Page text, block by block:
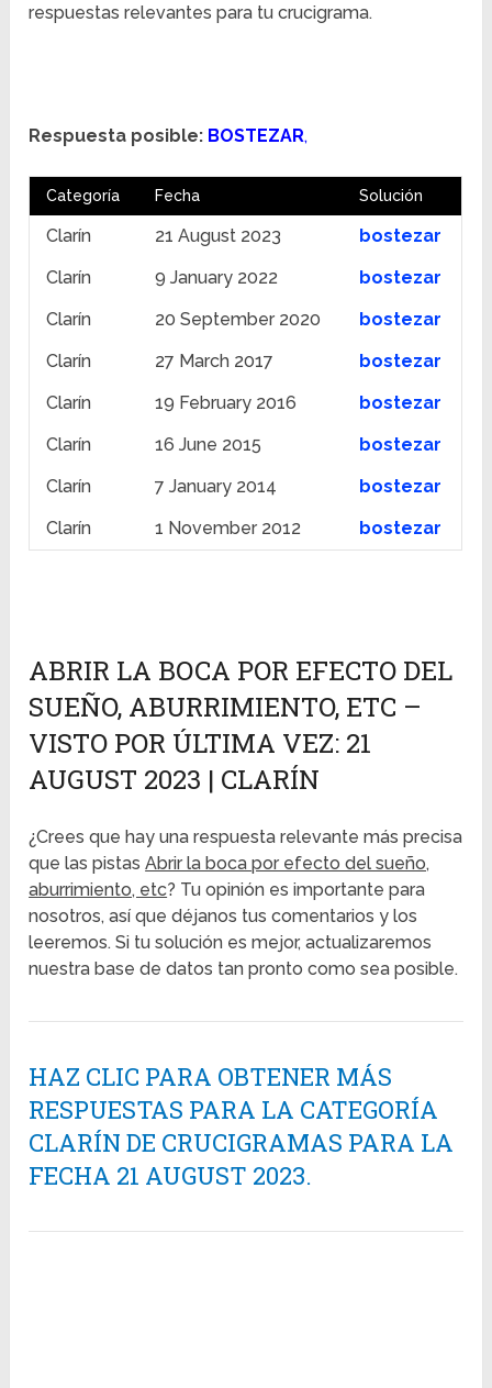
respuestas relevantes para tu crucigrama.
Respuesta posible: BOSTEZAR,
Categoría Fecha Solución
Clarín 21 August 2023
bostezar
Clarín
9 January 2022
bostezar
Clarín
20 September 2020
bostezar
Clarín
27 March 2017
bostezar
Clarín
19 February 2016
bostezar
Clarín
16 June 2015
bostezar
Clarín
7 January 2014
bostezar
Clarín
1 November 2012 bostezar
ABRIR LA BOCA POR EFECTO DEL
SUEÑO, ABURRIMIENTO, ETC –
VISTO POR ÚLTIMA VEZ: 21
AUGUST 2023 | CLARÍN
¿Crees que hay una respuesta relevante más precisa
que las pistasAbrir la boca por efecto del sueño,
aburrimiento, etc? Tu opinión es importante para
nosotros, así que déjanos tus comentarios y los
leeremos. Si tu solución es mejor, actualizaremos
nuestra base de datos tan pronto como sea posible.
HAZ CLIC PARA OBTENER MÁS
RESPUESTAS PARA LA CATEGORÍA
CLARÍN DE CRUCIGRAMAS PARA LA
FECHA 21 AUGUST 2023.